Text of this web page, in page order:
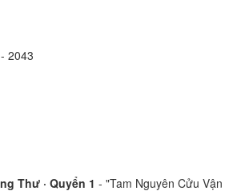
2043
Thư · Quyển 1 - "Tam Nguyên Cửu Vận